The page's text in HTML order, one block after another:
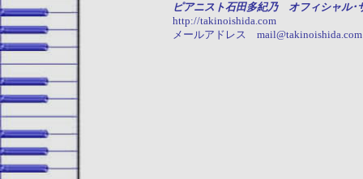
ピアニスト石田多紀乃 オフィシャル･
http://takinoishida.com
メールアドレス mail@takinoishida.com